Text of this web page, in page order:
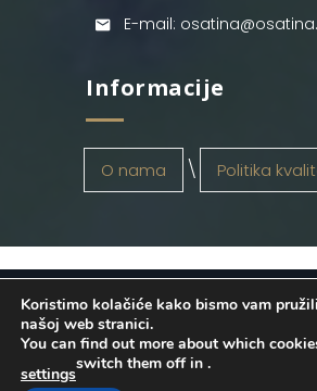
E-mail:
Informacije
O nama Politika
OSATINA GRUPA d.o.o. 2026
.
byINFOS Osijek. Sva prava
Koristimo kolačiće kako bismo vam
našoj web stranici.
You can find out more about which
switch them off in
settings
.